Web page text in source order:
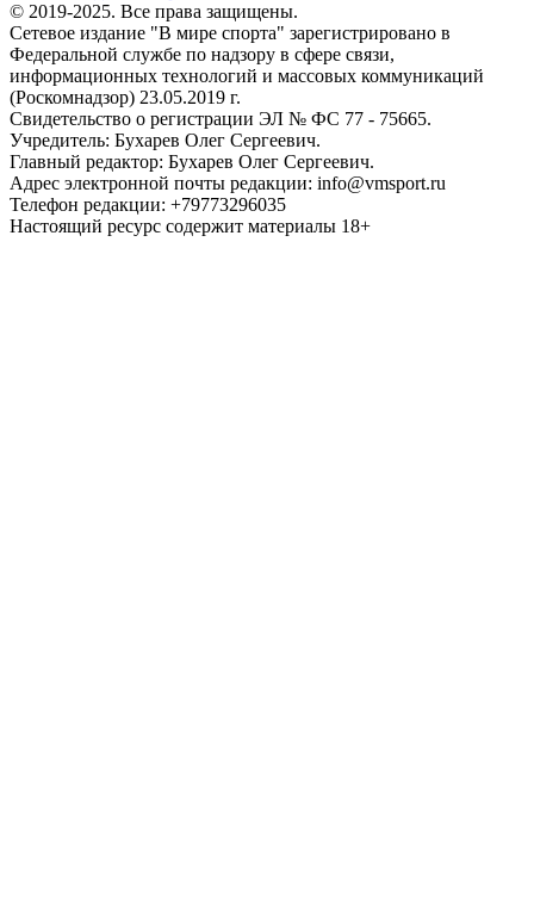
© 2019-2025. Все права защищены.
Сетевое издание "В мире спорта" зарегистрировано в
Федеральной службе по надзору в сфере связи,
информационных технологий и массовых коммуникаций
(Роскомнадзор) 23.05.2019 г.
Свидетельство о регистрации ЭЛ № ФС 77 - 75665.
Учредитель: Бухарев Олег Сергеевич.
Главный редактор: Бухарев Олег Сергеевич.
Адрес электронной почты редакции: info@vmsport.ru
Телефон редакции: +79773296035
Настоящий ресурс содержит материалы 18+